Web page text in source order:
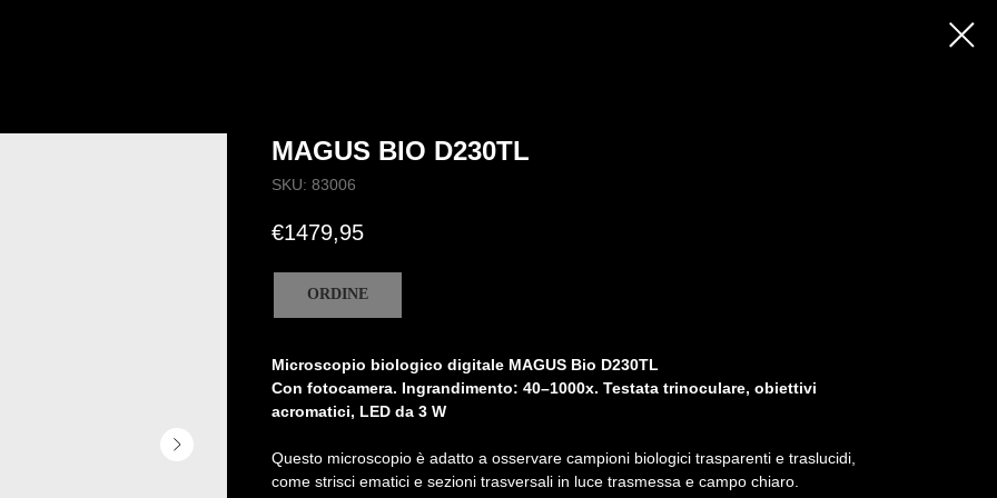
MAGUS BIO D230TL
SKU: 83006
€1479,95
ORDINE
Microscopio biologico digitale MAGUS Bio D230TL
Con fotocamera. Ingrandimento: 40–1000x. Testata trinoculare, obiettivi
acromatici, LED da 3 W
Questo microscopio è adatto a osservare campioni biologici trasparenti e traslucidi,
come strisci ematici e sezioni trasversali in luce trasmessa e campo chiaro.